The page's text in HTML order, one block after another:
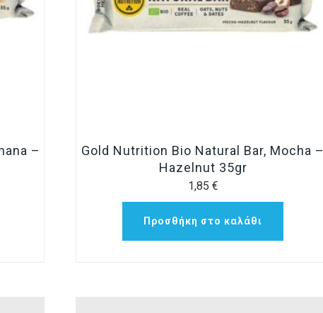
–
Gold Nutrition Bio Natural Bar, Mocha –
Hazelnut 35gr
1,85 €
Προσθήκη στο καλάθι